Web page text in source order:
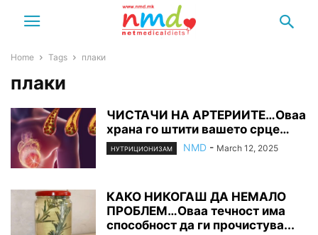
Home Tags плаки
плаки
ЧИСТАЧИ НА АРТЕРИИТЕ…Оваа
храна го штити вашето срце…
НУТРИЦИОНИЗАМ NMD - March 12, 2025
КАКО НИКОГАШ ДА НЕМАЛО
ПРОБЛЕМ…Оваа течност има
способност да ги прочистува...